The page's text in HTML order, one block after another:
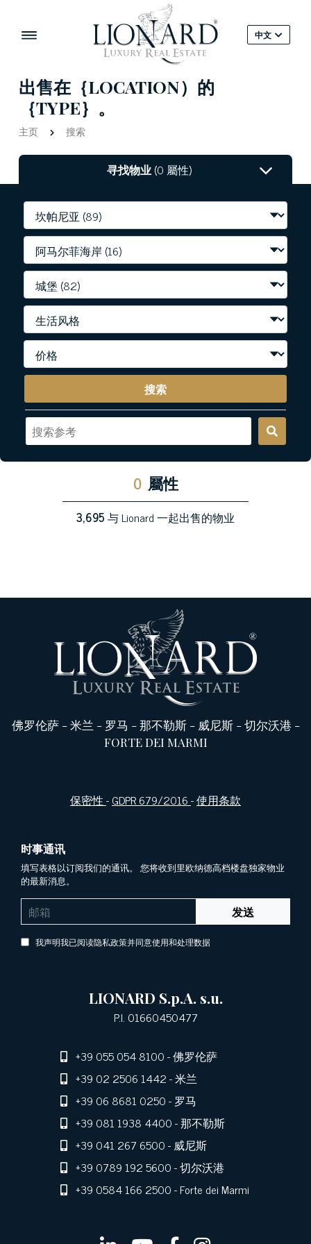
中文
出售在｛LOCATION）的
｛TYPE｝。
主页 搜索
寻找物业(0 屬性)
搜索
0 屬性
3,695与 Lionard 一起出售的物业
佛罗伦萨-米兰 - 罗马 -那不勒斯- 威尼斯-切尔沃港 -
FORTE DEI MARMI
保密性-GDPR 679/2016-使用条款
时事通讯
填写表格以订阅我们的通讯。 您将收到里欧纳德高档楼盘独家物业
的最新消息。
发送
我声明我已阅读隐私政策并同意使用和处理数据
LIONARD S.p.A. s.u.
P.I. 01660450477
+39 055 054 8100- 佛罗伦萨
+39 02 2506 1442- 米兰
+39 06 8681 0250- 罗马
+39 081 1938 4400- 那不勒斯
+39 041 267 6500- 威尼斯
+39 0789 192 5600- 切尔沃港
+39 0584 166 2500- Forte dei Marmi